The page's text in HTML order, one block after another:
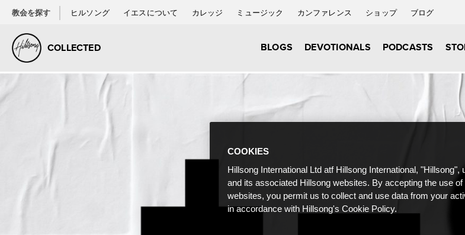
教会を探す ヒルソング イエスについて カレッジ ミュージック カンファレンス ショップ ブログ
COLLECTED BLOGS DEVOTIONALS PODCASTS
COOKIES
Hillsong International Ltd atf Hillsong International,
and its associated Hillsong websites. By accepting the use
websites, you permit us to collect and use data from your
in accordance with Hillsong's Cookie Policy.